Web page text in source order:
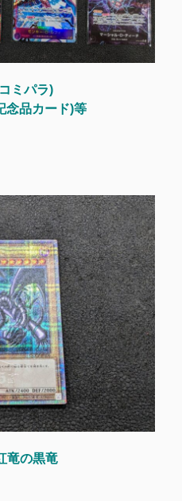
ミパラ)
念品カード)等
竜の黒竜